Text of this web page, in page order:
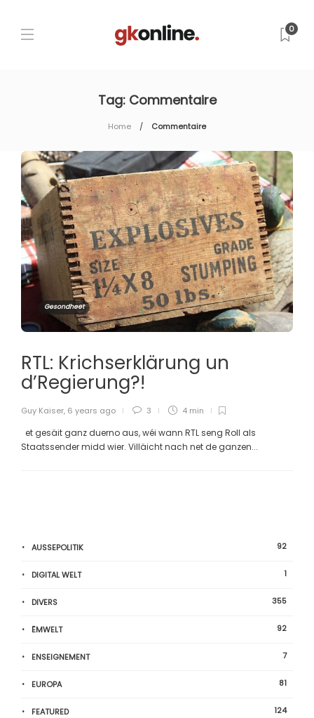
0
Tag: Commentaire
Home Commentaire
Gesondheet
RTL: Krichserklärung un
d’Regierung?!
Guy Kaiser, 6 years ago 3 4 min
et gesäit ganz duerno aus, wéi wann RTL seng Roll als
Staatssender midd wier. Villäicht nach net de ganzen...
AUSSEPOLITIK 92
DIGITAL WELT 1
DIVERS 355
ËMWELT 92
ENSEIGNEMENT 7
EUROPA 81
FEATURED 124